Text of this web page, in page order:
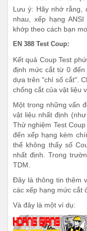
Lưu ý: Hãy nhớ rằng,
nhau, xếp hạng
khớp theo cách bạn
EN 388 Test Coup:
Kết quả Coup Test
định mức cắt từ 0
dựa trên "chỉ số cắt".
chống cắt của vật liệu
Một trong những vấn
vật liệu nhất định
Thử nghiệm Test
đến xếp hạng kém
thể không thấy số
nhất định. Trong
TDM.
Đây là thông tin thêm
các xếp hạng mức cắt
Và đây là một ví dụ: